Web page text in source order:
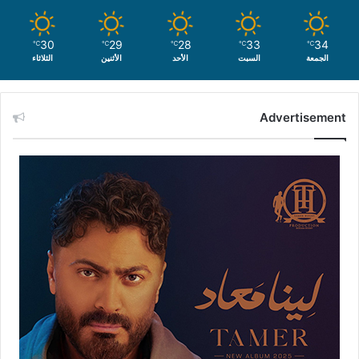
34
℃
الجمعة
33
℃
السبت
28
℃
الأحد
29
℃
الأثنين
30
℃
الثلاثاء
Advertisement